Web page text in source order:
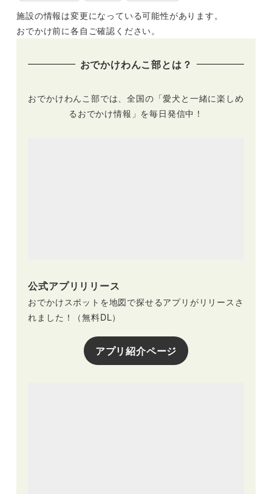
施設の情報は変更になっている可能性があります。
おでかけ前に各自ご確認ください。
おでかけわんこ部とは？
おでかけわんこ部では、全国の「愛犬と一緒に楽しめ
るおでかけ情報」を毎日発信中！
公式アプリリリース
おでかけスポットを地図で探せるアプリがリリースさ
れました！（無料DL）
アプリ紹介ページ